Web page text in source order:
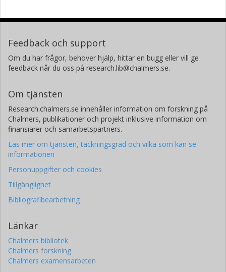
Feedback och support
Om du har frågor, behöver hjälp, hittar en bugg eller vill ge
feedback når du oss på research.lib@chalmers.se.
Om tjänsten
Research.chalmers.se innehåller information om forskning på
Chalmers, publikationer och projekt inklusive information om
finansiärer och samarbetspartners.
Läs mer om tjänsten, täckningsgrad och vilka som kan se
informationen
Personuppgifter och cookies
Tillgänglighet
Bibliografibearbetning
Länkar
Chalmers bibliotek
Chalmers forskning
Chalmers examensarbeten